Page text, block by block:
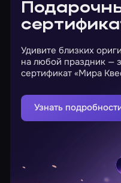
Удивите близких
на любой праздник —
сертификат «Мира
Узнать